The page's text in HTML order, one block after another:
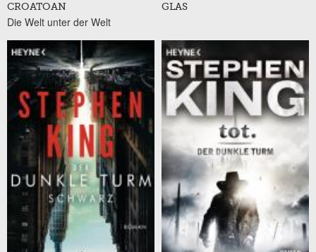
CROATOAN
Die Welt unter der Welt
GLAS